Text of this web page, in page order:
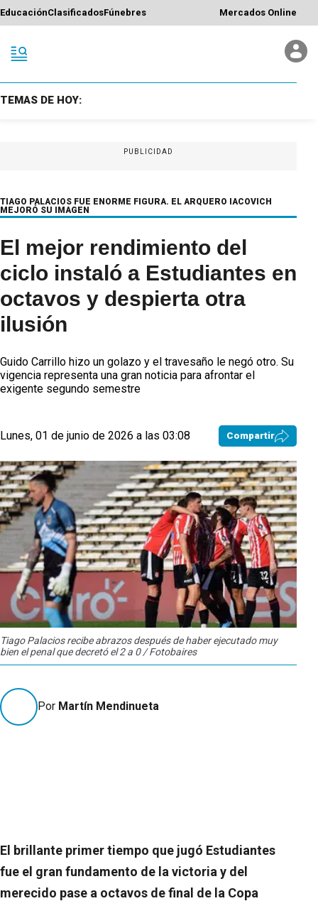
EducaciónClasificadosFúnebres Mercados Online
TEMAS DE HOY:
PUBLICIDAD
TIAGO PALACIOS FUE ENORME FIGURA. EL ARQUERO IACOVICH
MEJORÓ SU IMAGEN
El mejor rendimiento del
ciclo instaló a Estudiantes en
octavos y despierta otra
ilusión
Guido Carrillo hizo un golazo y el travesaño le negó otro. Su
vigencia representa una gran noticia para afrontar el
exigente segundo semestre
Lunes, 01 de junio de 2026 a las 03:08 Compartir
Tiago Palacios recibe abrazos después de haber ejecutado muy
bien el penal que decretó el 2 a 0 / Fotobaires
Por Martín Mendinueta
El brillante primer tiempo que jugó Estudiantes
fue el gran fundamento de la victoria y del
merecido pase a octavos de final de la Copa